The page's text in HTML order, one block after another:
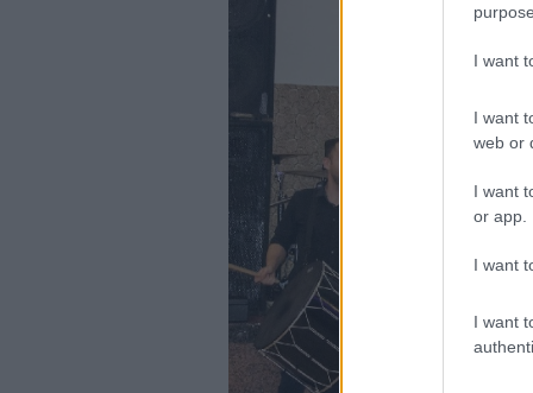
I want
I want
web or
I want
or app.
I want
I want